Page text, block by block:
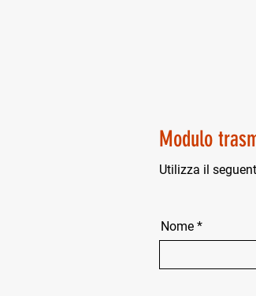
Modulo
Utilizza il
Nome